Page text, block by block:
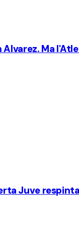
Alvarez. Ma
Juve